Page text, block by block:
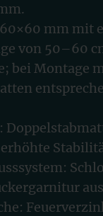
mm mit
von 50–60
bei Montage